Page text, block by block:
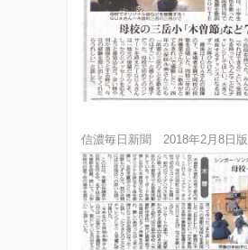
信濃毎日新聞 2018年2月8日版